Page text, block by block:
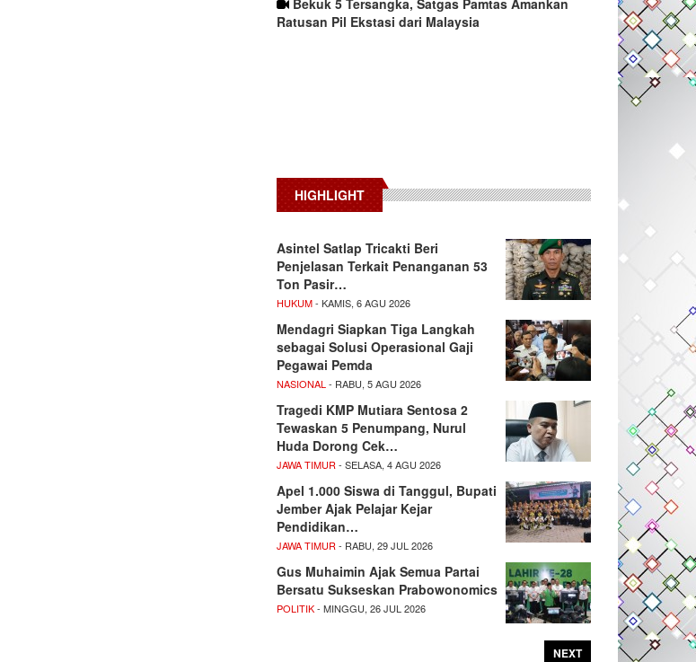
Ratusan Pil Ekstasi dari Malaysia
HIGHLIGHT
Asintel Satlap Tricakti Beri
Penjelasan Terkait Penanganan 53
Ton Pasir…
HUKUM- KAMIS, 6 AGU 2026
Mendagri Siapkan Tiga Langkah
sebagai Solusi Operasional Gaji
Pegawai Pemda
NASIONAL - RABU, 5 AGU 2026
Tragedi KMP Mutiara Sentosa 2
Tewaskan 5 Penumpang, Nurul
Huda Dorong Cek…
JAWA TIMUR - SELASA, 4 AGU 2026
Apel 1.000 Siswa di Tanggul, Bupati
Jember Ajak Pelajar Kejar
Pendidikan…
JAWA TIMUR - RABU, 29 JUL 2026
Gus Muhaimin Ajak Semua Partai
Bersatu Sukseskan Prabowonomics
POLITIK- MINGGU, 26 JUL 2026
NEXT